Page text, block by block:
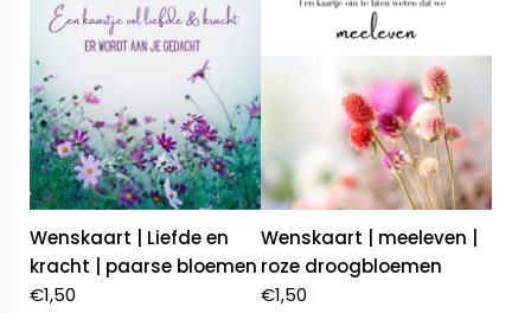
Wenskaart | Liefde en
kracht | paarse bloemen
€1,50
Wenskaart | meeleven |
roze droogbloemen
€1,50